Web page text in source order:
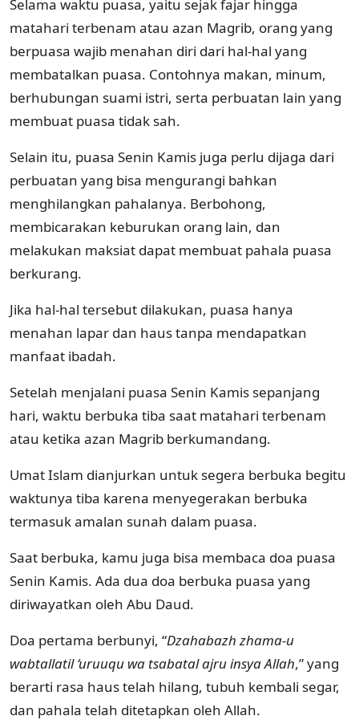
Selama waktu puasa, yaitu sejak fajar hingga
matahari terbenam atau azan Magrib, orang yang
berpuasa wajib menahan diri dari hal-hal yang
membatalkan puasa. Contohnya makan, minum,
berhubungan suami istri, serta perbuatan lain yang
membuat puasa tidak sah.
Selain itu, puasa Senin Kamis juga perlu dijaga dari
perbuatan yang bisa mengurangi bahkan
menghilangkan pahalanya. Berbohong,
membicarakan keburukan orang lain, dan
melakukan maksiat dapat membuat pahala puasa
berkurang.
Jika hal-hal tersebut dilakukan, puasa hanya
menahan lapar dan haus tanpa mendapatkan
manfaat ibadah.
Setelah menjalani puasa Senin Kamis sepanjang
hari, waktu berbuka tiba saat matahari terbenam
atau ketika azan Magrib berkumandang.
Umat Islam dianjurkan untuk segera berbuka begitu
waktunya tiba karena menyegerakan berbuka
termasuk amalan sunah dalam puasa.
Saat berbuka, kamu juga bisa membaca doa puasa
Senin Kamis. Ada dua doa berbuka puasa yang
diriwayatkan oleh Abu Daud.
Doa pertama berbunyi, “Dzahabazh zhama-u
wabtallatil ‘uruuqu wa tsabatal ajru insya Allah,” yang
berarti rasa haus telah hilang, tubuh kembali segar,
dan pahala telah ditetapkan oleh Allah.